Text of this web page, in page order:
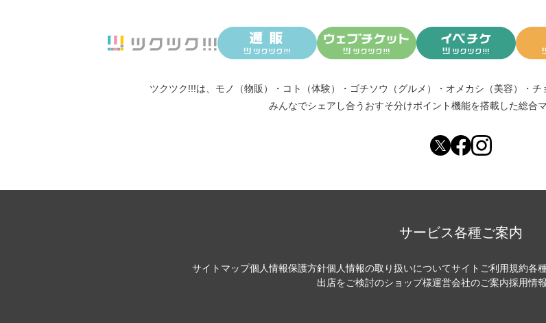
ツクツク!!!は、 モノ（物販） ・ コト（体験） ・ ゴチソウ（グルメ） ・ オメカシ（美容） ・ チ
みんなでシェアし合う おすそ分けポイント機能を搭載した総合
サービス各種ご案内
サイトマップ個人情報保護方針個人情報の取り扱いについてサイトご利用規約各
出店をご検討のショップ様運営会社のご案内採用情報